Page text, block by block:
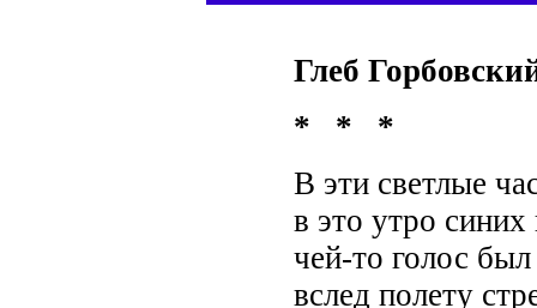
Глеб
* * *
В эти светлые
в это утро синих
чей-то голос
вслед полету